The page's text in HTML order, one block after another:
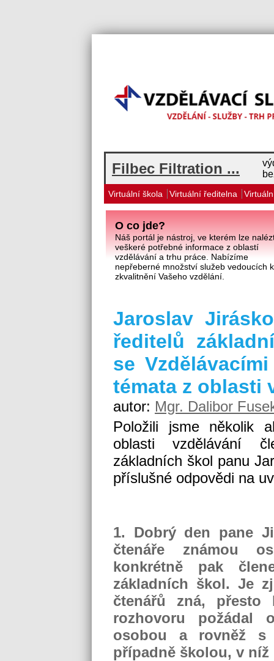
Filbec Filtration ...
Virtuální škola Virtuální ředitelna
O co jde?
Náš portál je nástroj, ve kterém lze
veškeré potřebné informace z oblastí
vzdělávání a trhu práce. Nabízíme
nepřeberné množství služeb vedoucích
zkvalitnění Vašeho vzdělání.
Jaroslav
ředitelů
se
témata z oblasti
autor: Mgr. Dalibor
Položili jsme několik
oblasti vzdělávání
základních škol panu
příslušné odpovědi na
1. Dobrý den pane
čtenáře známou
konkrétně pak
základních škol. Je
čtenářů zná,
rozhovoru požádal
osobou a rovněž s
případně školou, v